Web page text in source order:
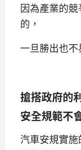
因為產業的
的，
一旦勝出也不
搶搭政府的
安全規範不
汽車安規實